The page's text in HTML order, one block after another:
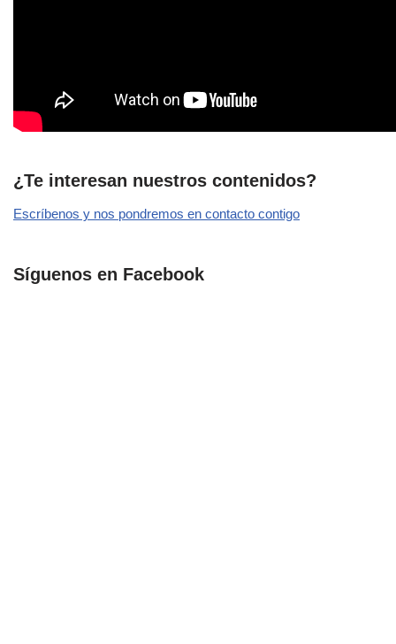
¿Te interesan nuestros contenidos?
Escríbenos y nos pondremos en contacto contigo
Síguenos en Facebook